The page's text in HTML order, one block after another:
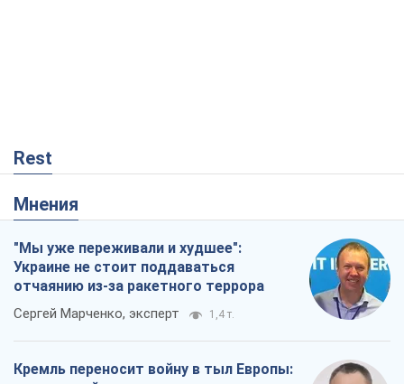
Rest
Мнения
"Мы уже переживали и худшее":
Украине не стоит поддаваться
отчаянию из-за ракетного террора
Сергей Марченко, эксперт 1,4 т.
Кремль переносит войну в тыл Европы: